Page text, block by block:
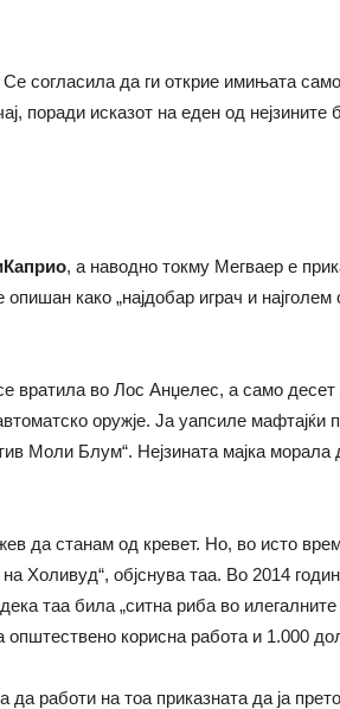
согласила да ги открие имињата
поради исказот на еден од нејзините
, а наводно токму Мегваер е
како „најдобар играч и
вратила во Лос Анџелес, а само
оружје. Ја уапсиле мафтајќи
Моли Блум“. Нејзината мајка морала
да станам од кревет. Но, во исто
Холивуд“, објснува таа. Во 2014
таа била „ситна риба во
општествено корисна работа и 1.000
да работи на тоа приказната да ја